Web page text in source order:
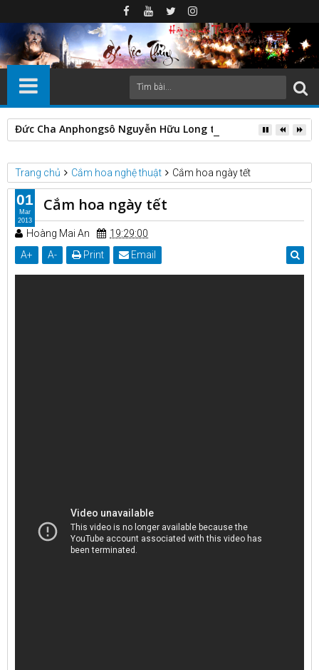
Đức Cha Anphongsô Nguyễn Hữu Long thăm mục vụ các
Trang chủ Cắm hoa nghệ thuật Cắm hoa ngày tết
Cắm hoa ngày tết
Hoàng Mai An
19:29:00
A+ A- Print Email
01
Mar
2013